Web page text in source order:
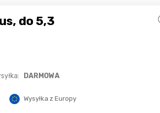
do 5,3
DARMOWA
Wysyłka z Europy
52 minuty temu